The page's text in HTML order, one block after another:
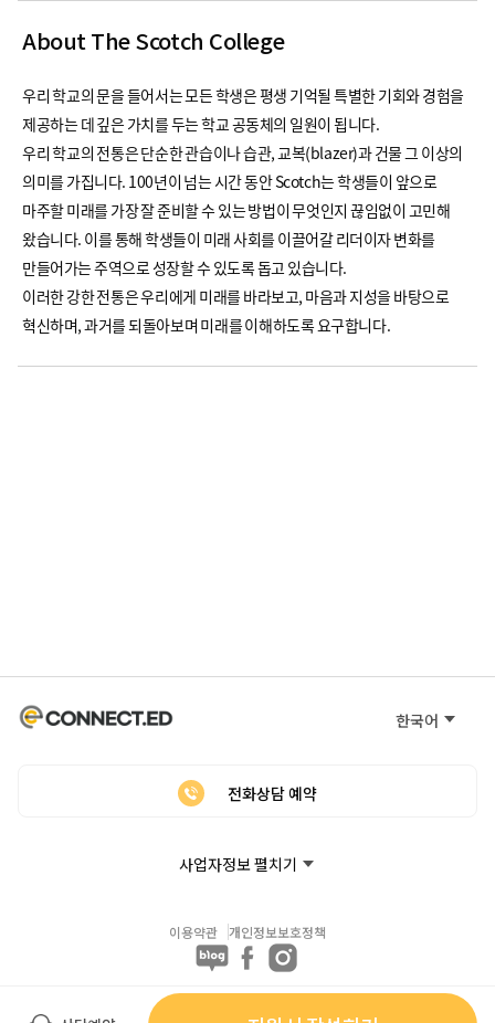
About The Scotch College
우리 학교의 문을 들어서는 모든 학생은평생 기억될 특별한 기회와 경험을
제공하는 데 깊은 가치를 두는 학교 공동체의 일원이 됩니다.
우리 학교의 전통은 단순한 관습이나 습관, 교복(blazer)과 건물 그 이상의
의미를 가집니다. 100년이 넘는 시간 동안 Scotch는 학생들이 앞으로
마주할 미래를 가장 잘 준비할 수 있는 방법이 무엇인지 끊임없이 고민해
왔습니다. 이를 통해 학생들이 미래 사회를 이끌어갈 리더이자 변화를
만들어가는 주역으로 성장할 수 있도록 돕고 있습니다.
이러한 강한 전통은 우리에게 미래를 바라보고, 마음과 지성을 바탕으로
혁신하며, 과거를 되돌아보며 미래를 이해하도록 요구합니다.
한국어
전화상담 예약
사업자정보 펼치기
이용약관 개인정보보호정책